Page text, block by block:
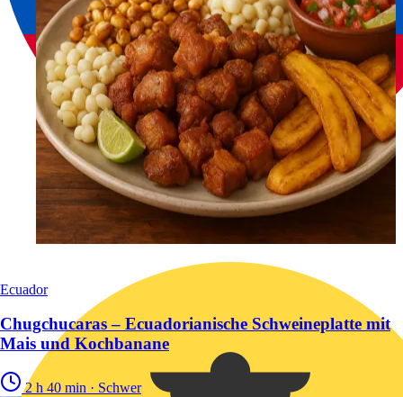
Ecuador
Chugchucaras – Ecuadorianische Schweineplatte mit
Mais und Kochbanane
2 h 40 min · Schwer